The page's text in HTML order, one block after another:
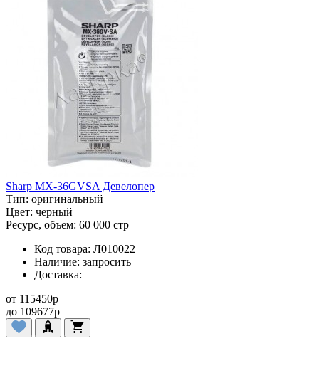
Sharp MX-36GVSA Девелопер
Тип: оригинальный
Цвет: черный
Ресурс, объем: 60 000 стр
Код товара: Л010022
Наличие: запросить
Доставка:
от 115450p
до 109677p